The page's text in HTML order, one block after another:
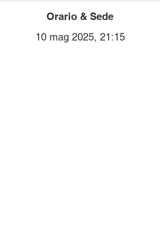
Orario & Sede
10 mag 2025, 21:15